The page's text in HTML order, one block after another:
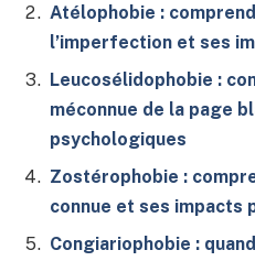
Atélophobie :
l’imperfection et ses
Leucosélidophobie :
méconnue de la page
psychologiques
Zostérophobie :
connue et ses impacts
Congiariophobie :